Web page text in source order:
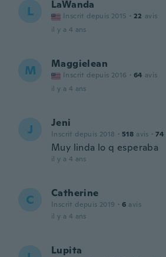
L LaWanda
Inscrit depuis 2015 · 22 avis
il y a 4 ans
M Maggielean
Inscrit depuis 2016 · 64 avis
il y a 4 ans
J Jeni
Inscrit depuis 2018 · 518 avis · 74
Muy linda lo q esperaba
il y a 4 ans
C Catherine
Inscrit depuis 2019 · 6 avis
il y a 4 ans
Lupita